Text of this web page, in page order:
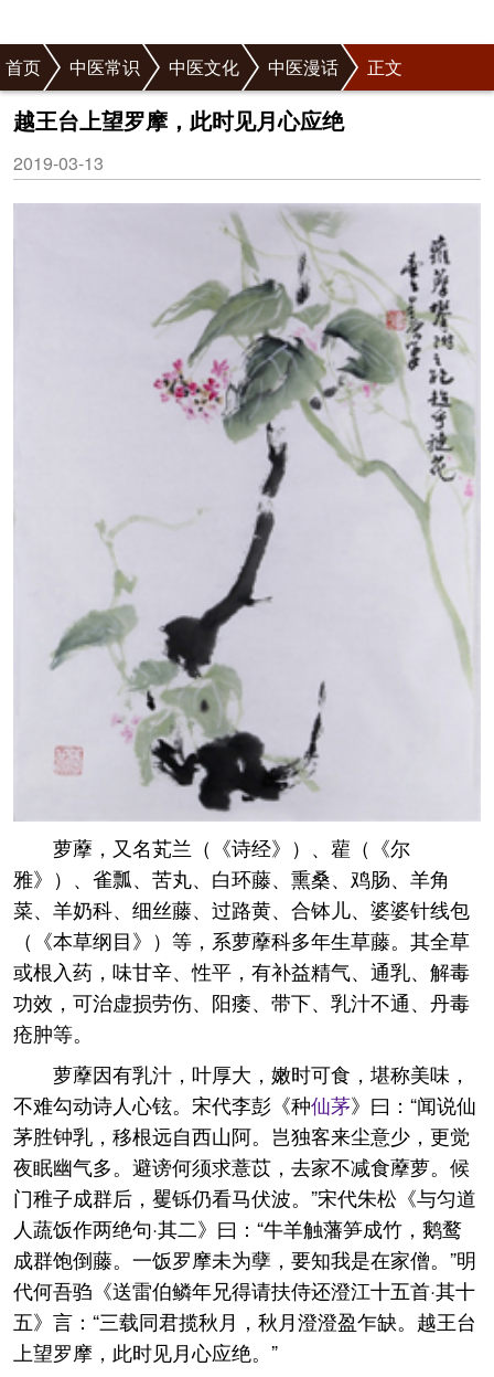
首页 中医常识 中医文化 中医漫话 正文
越王台上望罗摩，此时见月心应绝
2019-03-13
萝藦，又名芄兰（《诗经》）、雚（《尔
雅》）、雀瓢、苦丸、白环藤、熏桑、鸡肠、羊角
菜、羊奶科、细丝藤、过路黄、合钵儿、婆婆针线包
（《本草纲目》）等，系萝藦科多年生草藤。其全草
或根入药，味甘辛、性平，有补益精气、通乳、解毒
功效，可治虚损劳伤、阳痿、带下、乳汁不通、丹毒
疮肿等。
萝藦因有乳汁，叶厚大，嫩时可食，堪称美味，
不难勾动诗人心铉。宋代李彭《种仙茅》曰：“闻说仙
茅胜钟乳，移根远自西山阿。岂独客来尘意少，更觉
夜眠幽气多。避谤何须求薏苡，去家不减食藦萝。候
门稚子成群后，矍铄仍看马伏波。”宋代朱松《与匀道
人蔬饭作两绝句·其二》曰：“牛羊触藩笋成竹，鹅鹜
成群饱倒藤。一饭罗摩未为孽，要知我是在家僧。”明
代何吾驺《送雷伯鳞年兄得请扶侍还澄江十五首·其十
五》言：“三载同君揽秋月，秋月澄澄盈乍缺。越王台
上望罗摩，此时见月心应绝。”